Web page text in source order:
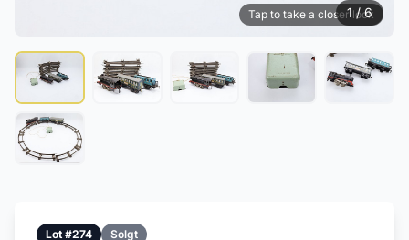
Tap to take a closer look
1 / 6
Lot #274 Solgt